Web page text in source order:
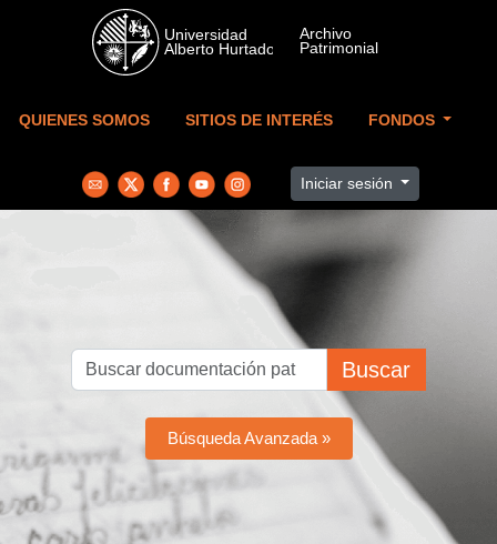
Skip to main content
QUIENES SOMOS SITIOS DE INTERÉS FONDOS
Iniciar sesión
Buscar
Búsqueda Avanzada »